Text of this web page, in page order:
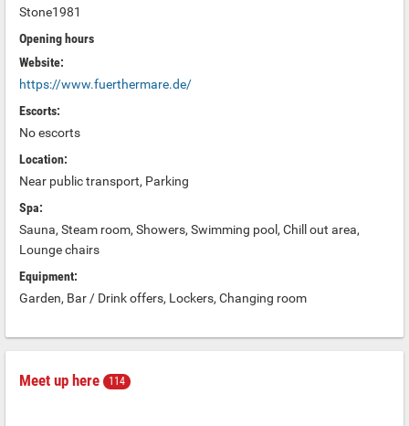
Stone1981
Opening hours
Website:
https://www.fuerthermare.de/
Escorts:
No escorts
Location:
Near public transport, Parking
Spa:
Sauna, Steam room, Showers, Swimming pool, Chill out area,
Lounge chairs
Equipment:
Garden, Bar / Drink offers, Lockers, Changing room
Meet up here 114